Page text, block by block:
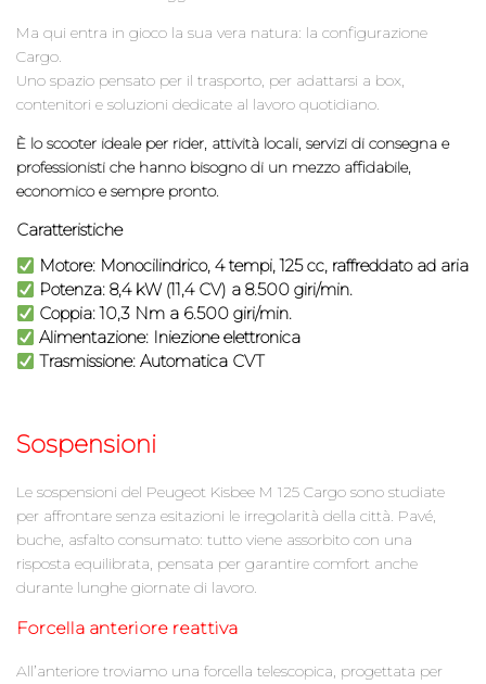
Ma qui entra in gioco la sua vera natura: la configurazione
Cargo.
Uno spazio pensato per il trasporto, per adattarsi a box,
contenitori e soluzioni dedicate al lavoro quotidiano.
È lo scooter ideale per rider, attività locali, servizi di consegna e
professionisti che hanno bisogno di un mezzo affidabile,
economico e sempre pronto.
Caratteristiche
Motore: Monocilindrico, 4 tempi, 125 cc, raffreddato ad aria
Potenza: 8,4 kW (11,4 CV) a 8.500 giri/min.
Coppia: 10,3 Nm a 6.500 giri/min.
Alimentazione: Iniezione elettronica
Trasmissione: Automatica CVT
Sospensioni
Le sospensioni del Peugeot Kisbee M 125 Cargo sono studiate
per affrontare senza esitazioni le irregolarità della città. Pavé,
buche, asfalto consumato: tutto viene assorbito con una
risposta equilibrata, pensata per garantire comfort anche
durante lunghe giornate di lavoro.
Forcella anteriore reattiva
All’anteriore troviamo una forcella telescopica, progettata per